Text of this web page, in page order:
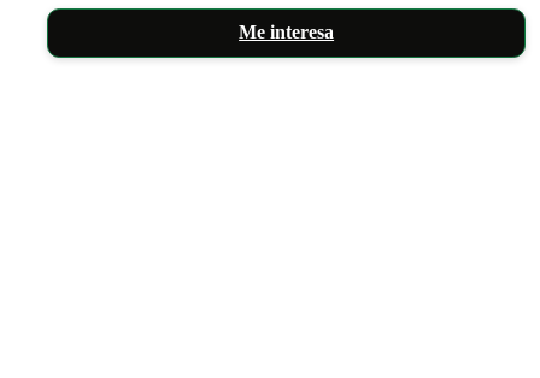
Me interesa